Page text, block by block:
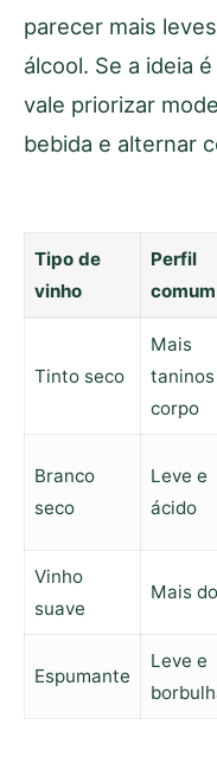
parecer mais
álcool. Se a ideia
vale priorizar
bebida e alternar
Tipo de
vinho
Perfil
comum
Tinto seco
Mais
taninos
corpo
Branco
seco
Leve e
ácido
Vinho
suave
Mais
Espumante
Leve e